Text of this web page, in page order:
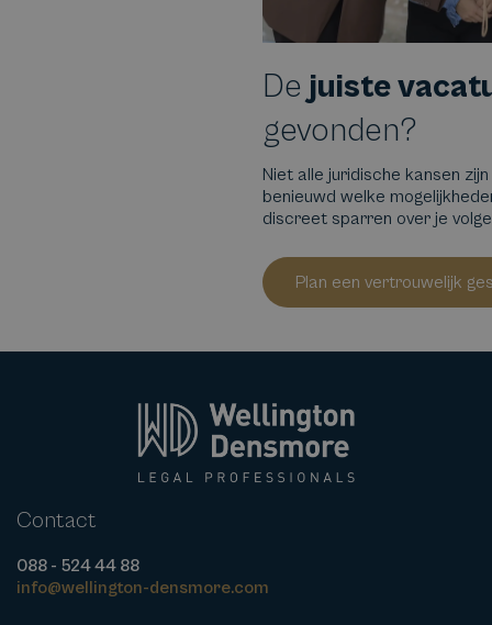
De juiste
gevonden?
Niet alle juridische kansen
benieuwd welke
discreet sparren over je
Plan een vertrouwelijk
Contact
088 - 524 44 88
info@wellington-densmore.com